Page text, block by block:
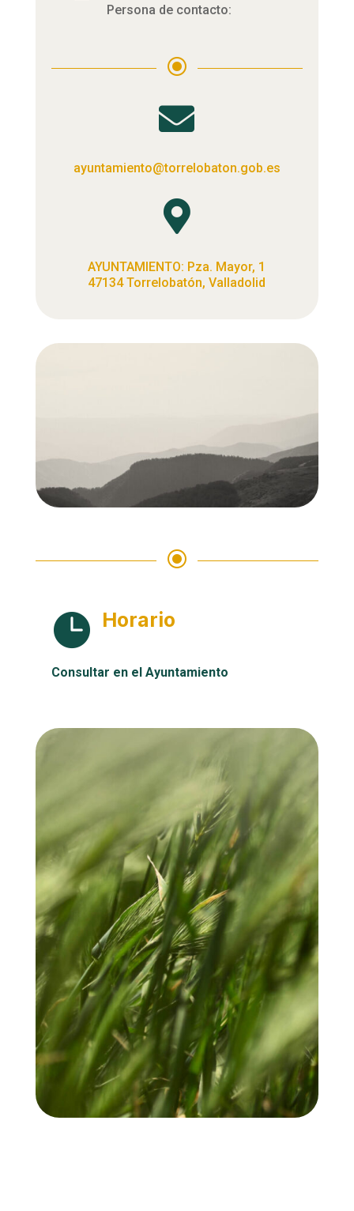
Persona de contacto:
\

ayuntamiento@torrelobaton.gob.es

AYUNTAMIENTO: Pza. Mayor, 1
47134 Torrelobatón, Valladolid
\
 Horario
Consultar en el Ayuntamiento